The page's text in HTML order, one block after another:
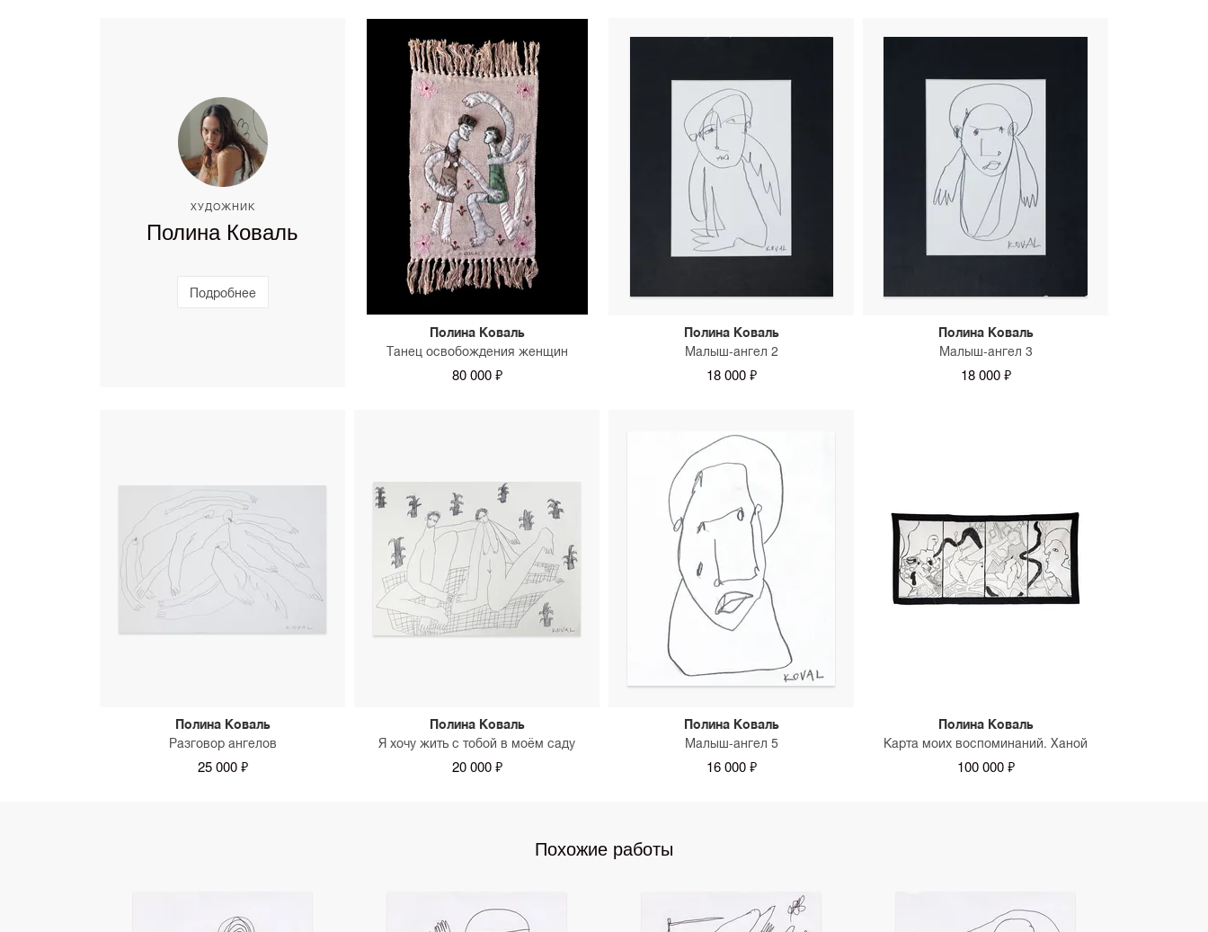
ХУДОЖНИК
Полина Коваль
Подробнее
Полина Коваль
Танец освобождения женщин
80 000 ₽
Полина Коваль
Малыш-ангел 2
18 000 ₽
Полина Коваль
Малыш-ангел 3
18 000 ₽
Полина Коваль
Разговор ангелов
25 000 ₽
Полина Коваль
Я хочу жить с тобой в моём саду
20 000 ₽
Полина Коваль
Малыш-ангел 5
16 000 ₽
Полина Коваль
Карта моих воспоминаний. Ханой
100 000 ₽
Похожие работы